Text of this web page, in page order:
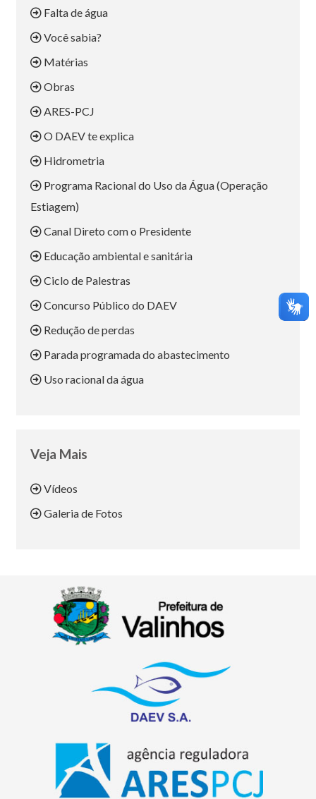
Falta de água
Você sabia?
Matérias
Obras
ARES-PCJ
O DAEV te explica
Hidrometria
Programa Racional do Uso da Água (Operação
Estiagem)
Canal Direto com o Presidente
Educação ambiental e sanitária
Ciclo de Palestras
Concurso Público do DAEV
Redução de perdas
Parada programada do abastecimento
Uso racional da água
Veja Mais
Vídeos
Galeria de Fotos